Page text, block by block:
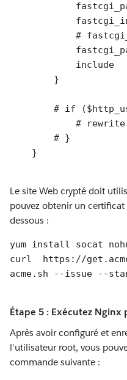
#
            include	fastcgi_params;
        }
# if
# rewrite
# }
Le site Web crypté doit
pouvez obtenir un certificat
dessous :
yum install socat
curl  https://
acme.sh --issue --
Étape 5 : Exécutez Nginx
Après avoir configuré et
l'utilisateur root, vous
commande suivante :